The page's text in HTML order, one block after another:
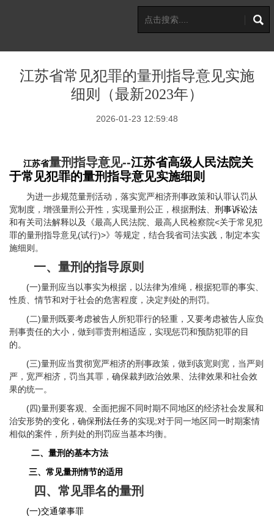
江苏省常见犯罪的量刑指导意见实施
细则（最新2023年）
2026-01-23 12:59:48
江苏省量刑指导意见--江苏省高级人民法院关
于常见犯罪的量刑指导意见实施细则
为进一步规范量刑活动，落实宽严相济刑事政策和认罪认罚从
宽制度，增强量刑公开性，实现量刑公正，根据刑法
刑事诉讼法
和有关司法解释以及《最高人民法院、最高人民检察院<关于常见犯
罪的量刑指导意见(试行)>》等规定，结合我省司法实践，制定本实
施细则。
一、量刑的指导原则
(一)量刑应当以事实为根据，以法律为准绳，根据犯罪的事实、
性质、情节和对于社会的危害程度，决定判处的刑罚。
(二)量刑既要考虑被告人所犯罪行的轻重，又要考虑被告人应负
刑事责任的大小，做到罪责刑相适应，实现惩罚和预防犯罪的目
的。
(三)量刑应当贯彻宽严相济的刑事政策，做到该宽则宽，当严则
严，宽严相济，罚当其罪，确保裁判政治效果、法律效果和社会效
果的统一。
(四)量刑要客观、全面把握不同时期不同地区的经济社会发展和
治安形势的变化，确保刑法任务的实现;对于同一地区同一时期案情
相似的案件，所判处的刑罚应当基本均衡。
二、量刑的基本方法
三、常见量刑情节的适用
四、常见罪名的量刑
(一)交通肇事罪